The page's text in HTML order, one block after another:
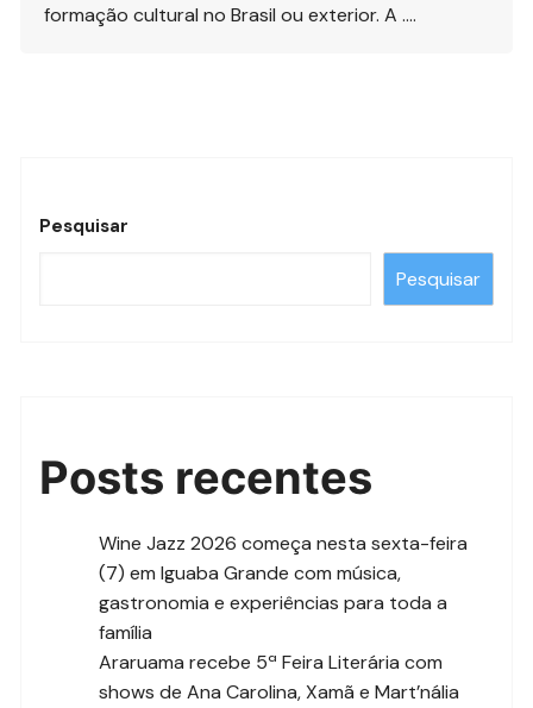
formação cultural no Brasil ou exterior. A ….
Pesquisar
Pesquisar
Posts recentes
Wine Jazz 2026 começa nesta sexta-feira
(7) em Iguaba Grande com música,
gastronomia e experiências para toda a
família
Araruama recebe 5ª Feira Literária com
shows de Ana Carolina, Xamã e Mart’nália